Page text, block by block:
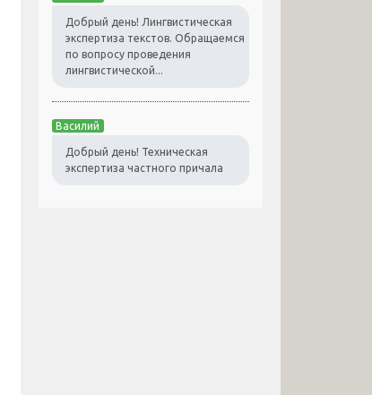
Добрый день! Лингвистическая
экспертиза текстов. Обращаемся
по вопросу проведения
лингвистической...
Василий
Добрый день! Техническая
экспертиза частного причала